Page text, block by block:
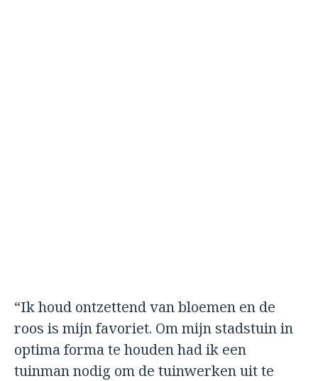
“Ik houd ontzettend van bloemen en de
roos is mijn favoriet. Om mijn stadstuin in
optima forma te houden had ik een
tuinman nodig om de tuinwerken uit te